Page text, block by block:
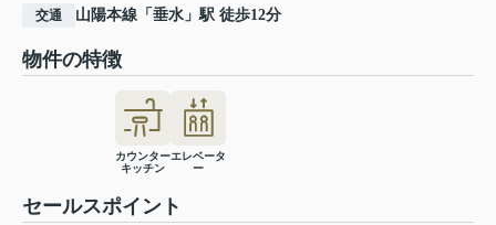
交通 山陽本線 「垂水 」駅 徒歩12分
物件の特徴
カウンター
キッチン
エレベータ
ー
セールスポイント